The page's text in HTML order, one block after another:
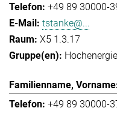
+49 89 30000-
tstanke@...
X5 1.3.17
+49 89 30000-